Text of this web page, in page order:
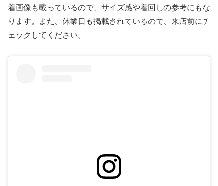
着画像も載っているので、サイズ感や着回しの参考にもな
ります。また、休業日も掲載されているので、来店前にチ
ェックしてください。